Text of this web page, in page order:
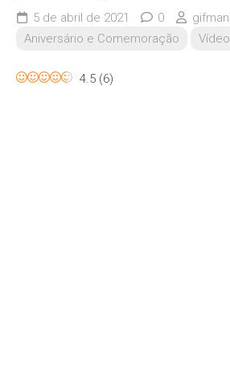
5 de abril de 2021 0
Aniversário e Comemoração
4.5 (6)